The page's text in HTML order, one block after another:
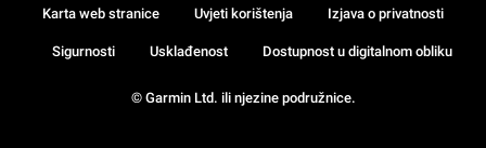
© Garmin Ltd. ili njezine podružnice.
Karta web stranice Uvjeti korištenja Izjava o privatnosti
Sigurnosti Usklađenost Dostupnost u digitalnom obliku